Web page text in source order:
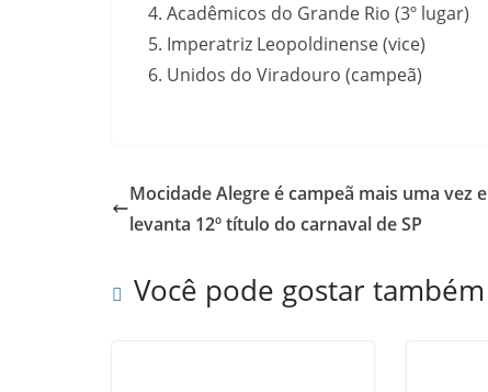
Acadêmicos do Grande Rio (3º lugar)
Imperatriz Leopoldinense (vice)
Unidos do Viradouro (campeã)
Mocidade Alegre é campeã mais uma vez e
levanta 12º título do carnaval de SP
Você pode gostar também